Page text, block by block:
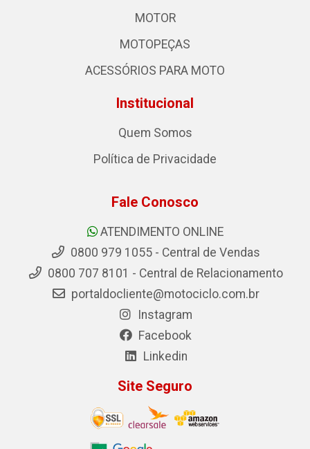
MOTOR
MOTOPEÇAS
ACESSÓRIOS PARA MOTO
Institucional
Quem Somos
Política de Privacidade
Fale Conosco
ATENDIMENTO ONLINE
0800 979 1055 - Central de Vendas
0800 707 8101 - Central de Relacionamento
portaldocliente@motociclo.com.br
Instagram
Facebook
Linkedin
Site Seguro